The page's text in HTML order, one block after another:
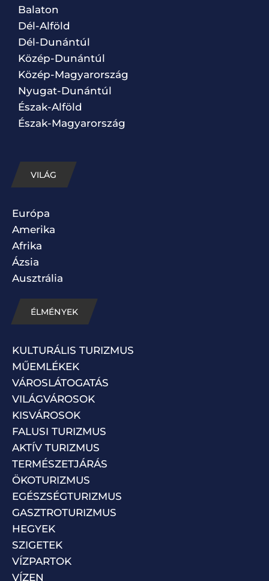
Balaton
Dél-Alföld
Dél-Dunántúl
Közép-Dunántúl
Közép-Magyarország
Nyugat-Dunántúl
Észak-Alföld
Észak-Magyarország
VILÁG
Európa
Amerika
Afrika
Ázsia
Ausztrália
ÉLMÉNYEK
KULTURÁLIS TURIZMUS
MŰEMLÉKEK
VÁROSLÁTOGATÁS
VILÁGVÁROSOK
KISVÁROSOK
FALUSI TURIZMUS
AKTÍV TURIZMUS
TERMÉSZETJÁRÁS
ÖKOTURIZMUS
EGÉSZSÉGTURIZMUS
GASZTROTURIZMUS
HEGYEK
SZIGETEK
VÍZPARTOK
VÍZEN